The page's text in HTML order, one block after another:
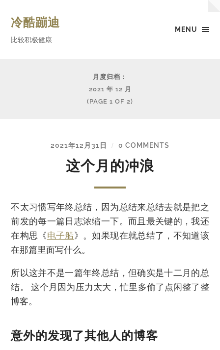
MENU
冷酷蹦迪
比较积极健康
月度归档：
2021 年 12 月
(PAGE 1 OF 2)
2021年12月31日 / 0 COMMENTS
这个月的冲浪
不太习惯写年终总结，因为总结来总结去就是把之
前发的每一篇日志浓缩一下。而且最关键的，我还
在构思《电子船》。如果现在就总结了，不知道该
在那篇里面写什么。
所以这并不是一篇年终总结，但确实是十二月的总
结。 这个月因为压力太大，忙里多偷了点闲整了整
博客。
意外的发现了其他人的博客